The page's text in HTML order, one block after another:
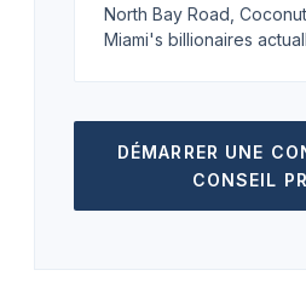
North Bay Road,
Miami's billionaires
DÉMARRER UNE
CONSEIL